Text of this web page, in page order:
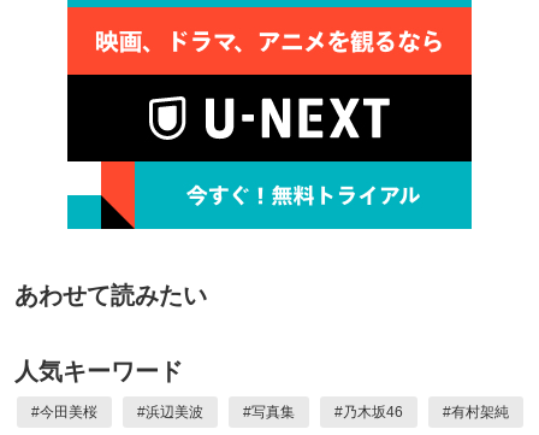
あわせて読みたい
人気キーワード
#今田美桜 #浜辺美波 #写真集 #乃木坂46 #有村架純